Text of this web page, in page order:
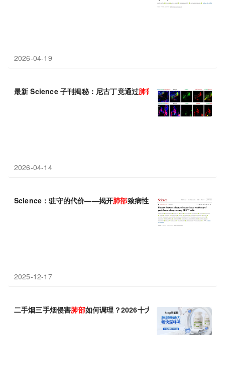
2026-04-19
最新 Science 子刊揭秘：尼古丁竟通过肺部 细胞，悄悄摧毁你的
2026-04-14
Science：驻守的代价——揭开肺部致病性记忆T细胞的“定居”之谜
2025-12-17
二手烟三手烟侵害肺部如何调理？2026十大槲皮素榜单，多重植